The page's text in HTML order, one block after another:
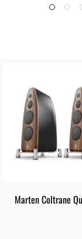
Marten Coltrane